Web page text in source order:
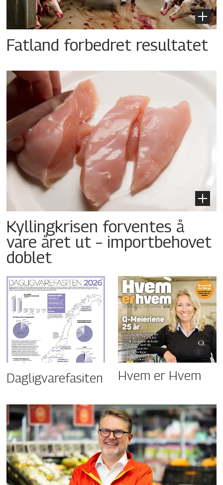
Fatland forbedret resultatet
Kyllingkrisen forventes å
vare året ut – importbehovet
doblet
Dagligvarefasiten Hvem er Hvem